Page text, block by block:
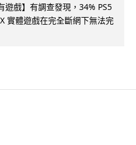
遊戲】有調查發現，34% PS5
實體遊戲在完全斷網下無法完